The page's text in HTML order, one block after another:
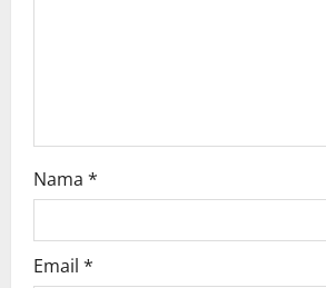
Nama *
Email *